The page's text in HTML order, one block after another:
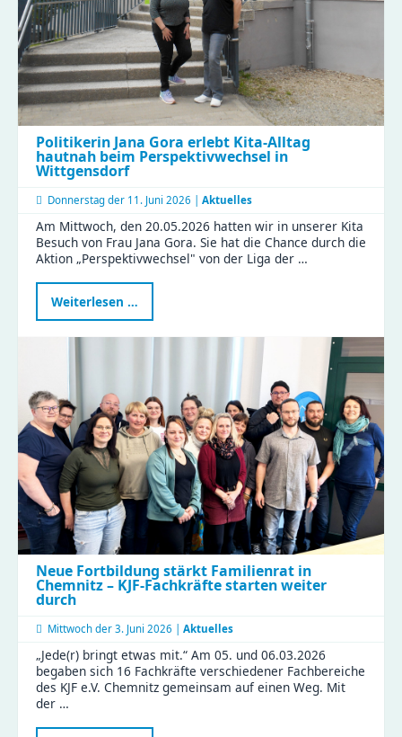
Politikerin Jana Gora erlebt Kita-Alltag
hautnah beim Perspektivwechsel in
Wittgensdorf
Donnerstag der 11. Juni 2026 | Aktuelles
Am Mittwoch, den 20.05.2026 hatten wir in unserer Kita
Besuch von Frau Jana Gora. Sie hat die Chance durch die
Aktion „Perspektivwechsel" von der Liga der …
Weiterlesen …
Jana
Gora
Alltag
hautnah
beim
Perspektivwechsel
in
Wittgensdorf
Neue Fortbildung stärkt Familienrat in
Chemnitz – KJF-Fachkräfte starten weiter
durch
Mittwoch der 3. Juni 2026 | Aktuelles
„Jede(r) bringt etwas mit.“ Am 05. und 06.03.2026
begaben sich 16 Fachkräfte verschiedener Fachbereiche
des KJF e.V. Chemnitz gemeinsam auf einen Weg. Mit
der …